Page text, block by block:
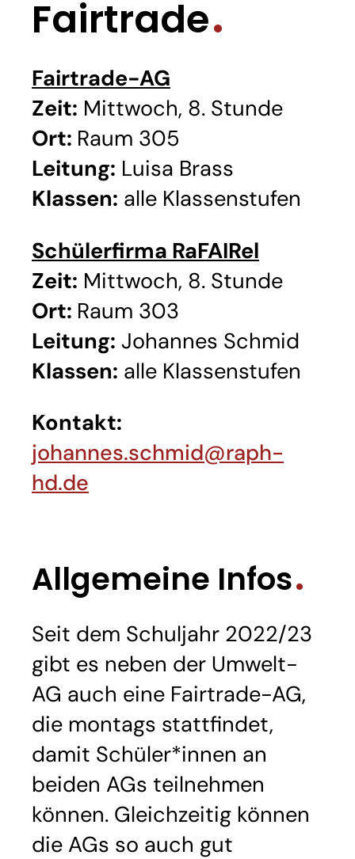
Fairtrade
Fairtrade-AG
Zeit: Mittwoch, 8. Stunde
Ort: Raum 305
Leitung: Luisa Brass
Klassen: alle Klassenstufen
Schülerfirma RaFAIRel
Zeit: Mittwoch, 8. Stunde
Ort: Raum 303
Leitung: Johannes Schmid
Klassen: alle Klassenstufen
Kontakt:
johannes.schmid@raph-
hd.de
Allgemeine Infos
Seit dem Schuljahr 2022/23
gibt es neben der Umwelt-
AG auch eine Fairtrade-AG,
die montags stattfindet,
damit Schüler*innen an
beiden AGs teilnehmen
können. Gleichzeitig können
die AGs so auch gut